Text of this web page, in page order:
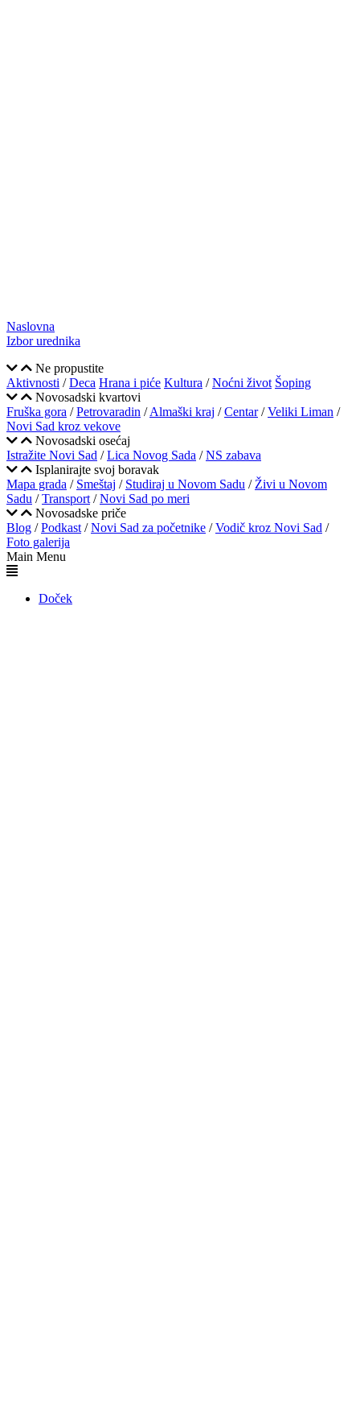
Naslovna
Izbor urednika
Ne propustite
Aktivnosti /Deca Hrana i piće Kultura /Noćni život Šoping
Novosadski kvartovi
Fruška gora /Petrovaradin /Almaški kraj /Centar/Veliki Liman /
Novi Sad kroz vekove
Novosadski osećaj
Istražite Novi Sad /Lica Novog Sada /NS zabava
Isplanirajte svoj boravak
Mapa grada / Smeštaj / Studiraj u Novom Sadu / Živi u Novom
Sadu /Transport /Novi Sad po meri
Novosadske priče
Blog /Podkast /Novi Sad za početnike /Vodič kroz Novi Sad /
Foto galerija
Main Menu
Doček